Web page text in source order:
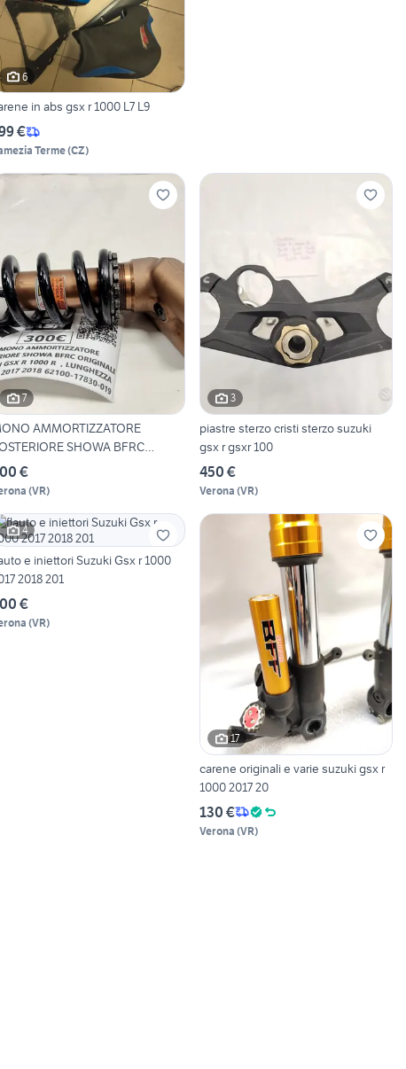
6
in abs gsx r 1000 L7 L9
€
Terme(CZ)
7
AMMORTIZZATORE
SHOWA BFRC
G
€
(VR)
3
piastre sterzo cristi sterzo suzuki
gsx r gsxr 100
450 €
Verona (VR)
4
e iniettori Suzuki Gsx r 1000
2018 201
€
(VR)
17
carene originali e varie suzuki gsx r
1000 2017 20
130 €
Verona (VR)